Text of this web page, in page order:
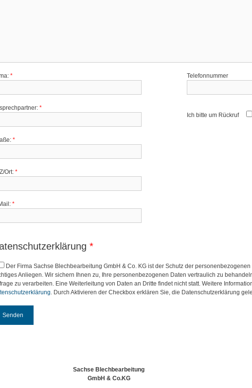
* Telefonnummer
*
Ich bitte um Rückruf
*
Ort: *
*
*
Der Firma Sachse Blechbearbeitung GmbH & Co. KG ist der Schutz der
Anliegen. Wir sichern Ihnen zu, Ihre personenbezogenen Daten vertraulich zu
zu verarbeiten. Eine Weiterleitung von Daten an Dritte findet nicht statt. Weitere
. Durch Aktivieren der Checkbox erklären Sie, die Datenschutzerklärung
Sachse Blechbearbeitung
GmbH & Co.KG